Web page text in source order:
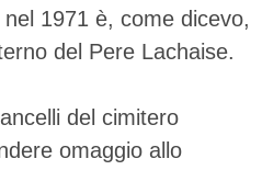
1971 è, come dicevo,
del Pere Lachaise.
del cimitero
omaggio allo